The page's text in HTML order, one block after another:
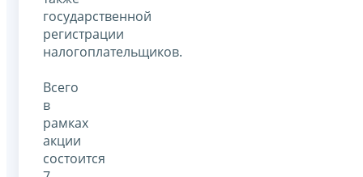
государственной
регистрации
налогоплательщиков.
Всего
в
рамках
акции
состоится